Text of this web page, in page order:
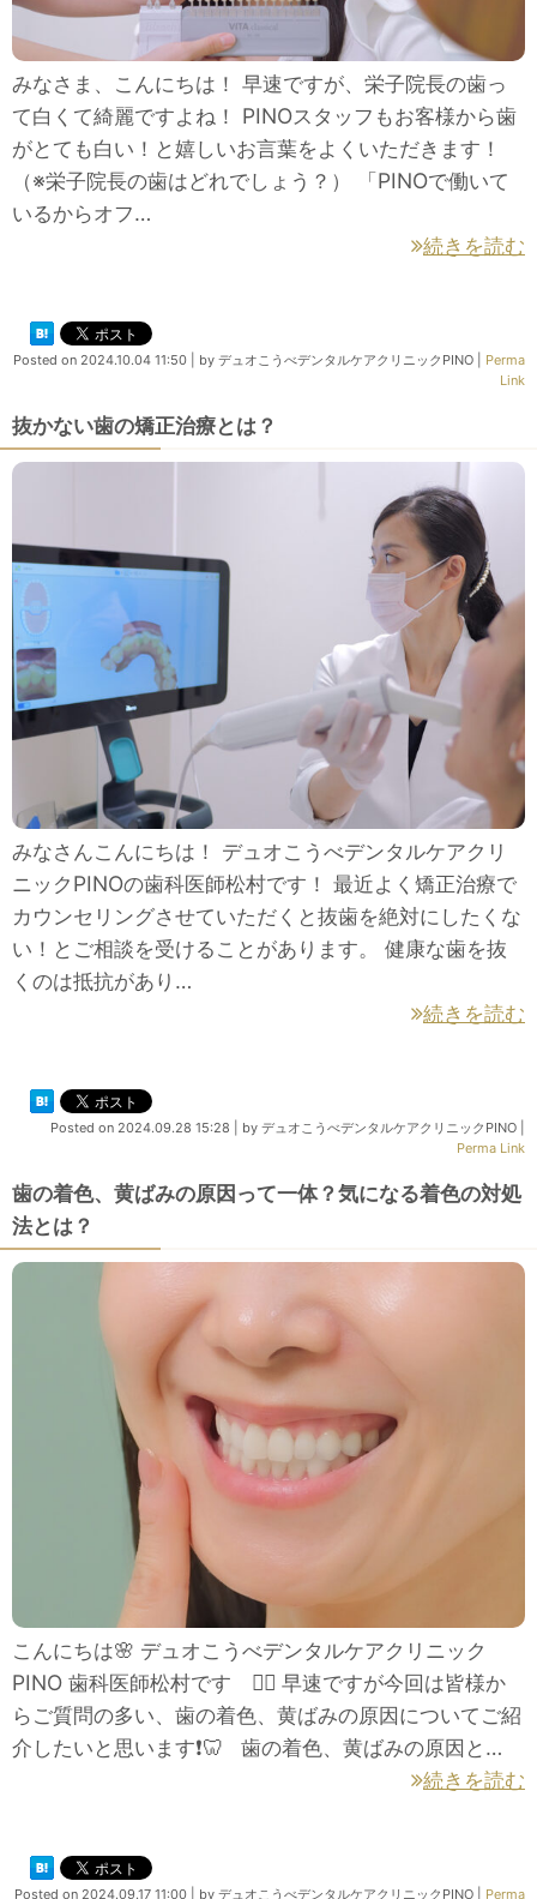
みなさま、こんにちは！ 早速ですが、栄子院長の歯っ
て白くて綺麗ですよね！ PINOスタッフもお客様から歯
がとても白い！と嬉しいお言葉をよくいただきます！
（※栄子院長の歯はどれでしょう？） 「PINOで働いて
いるからオフ…
続きを読む
Posted on 2024.10.04 11:50 by デュオこうべデンタルケアクリニックPINO
Perma
Link
抜かない歯の矯正治療とは？
みなさんこんにちは！ デュオこうべデンタルケアクリ
ニックPINOの歯科医師松村です！ 最近よく矯正治療で
カウンセリングさせていただくと抜歯を絶対にしたくな
い！とご相談を受けることがあります。 健康な歯を抜
くのは抵抗があり…
続きを読む
Posted on 2024.09.28 15:28 by デュオこうべデンタルケアクリニックPINO
Perma Link
歯の着色、黄ばみの原因って一体？気になる着色の対処
法とは？
こんにちは🌸 デュオこうべデンタルケアクリニック
PINO 歯科医師松村です 👩‍⚕️ 早速ですが今回は皆様か
らご質問の多い、歯の着色、黄ばみの原因についてご紹
介したいと思います❗🦷 歯の着色、黄ばみの原因と…
続きを読む
Posted on 2024.09.17 11:00 by デュオこうべデンタルケアクリニックPINO
Perma